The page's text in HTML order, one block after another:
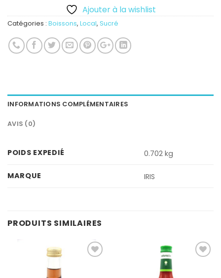
Ajouter à la wishlist
Catégories : Boissons, Local, Sucré
INFORMATIONS COMPLÉMENTAIRES
AVIS (0)
POIDS EXPEDIÉ 0.702 kg
MARQUE IRIS
PRODUITS SIMILAIRES